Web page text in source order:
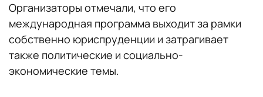
Организаторы отмечали, что его
международная программа выходит за рамки
собственно юриспруденции и затрагивает
также политические и социально-
экономические темы.